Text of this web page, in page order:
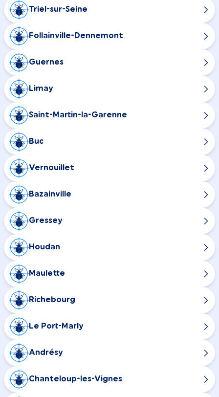
Triel-sur-Seine
Follainville-Dennemont
Guernes
Limay
Saint-Martin-la-Garenne
Buc
Vernouillet
Bazainville
Gressey
Houdan
Maulette
Richebourg
Le Port-Marly
Andrésy
Chanteloup-les-Vignes